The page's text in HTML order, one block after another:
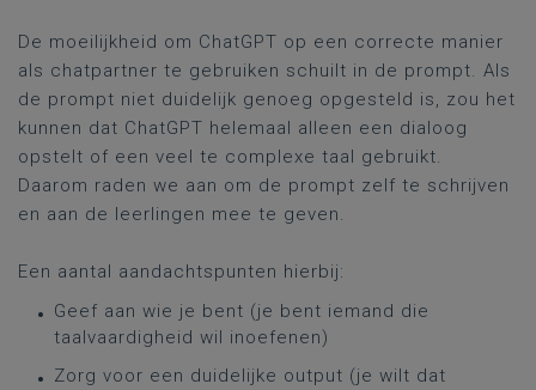
De moeilijkheid om ChatGPT op een correcte manier
als chatpartner te gebruiken schuilt in de prompt. Als
de prompt niet duidelijk genoeg opgesteld is, zou het
kunnen dat ChatGPT helemaal alleen een dialoog
opstelt of een veel te complexe taal gebruikt.
Daarom raden we aan om de prompt zelf te schrijven
en aan de leerlingen mee te geven.
Een aantal aandachtspunten hierbij:
Geef aan wie je bent (je bent iemand die
taalvaardigheid wil inoefenen)
Zorg voor een duidelijke output (je wilt dat